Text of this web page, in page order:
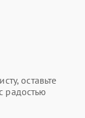
оставьте
радостью